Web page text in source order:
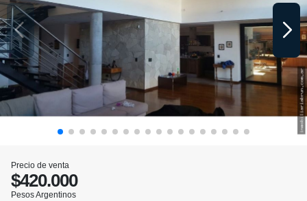
Precio de venta
$420.000
Pesos Argentinos